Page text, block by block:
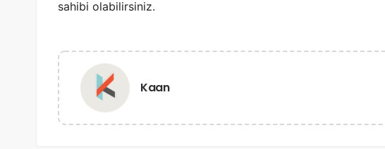
sahibi olabilirsiniz.
Kaan